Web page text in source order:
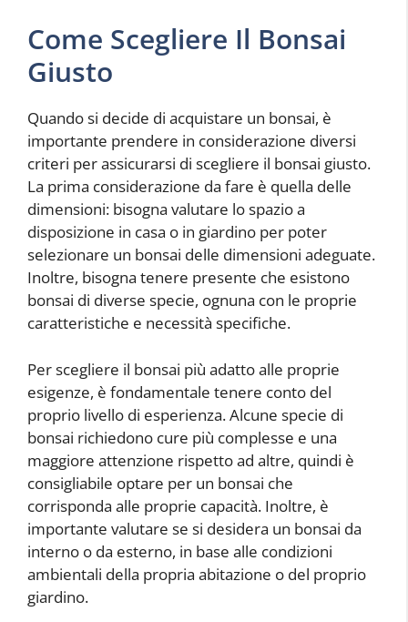
Come Scegliere Il Bonsai
Giusto
Quando si decide di acquistare un bonsai, è
importante prendere in considerazione diversi
criteri per assicurarsi di scegliere il bonsai giusto.
La prima considerazione da fare è quella delle
dimensioni: bisogna valutare lo spazio a
disposizione in casa o in giardino per poter
selezionare un bonsai delle dimensioni adeguate.
Inoltre, bisogna tenere presente che esistono
bonsai di diverse specie, ognuna con le proprie
caratteristiche e necessità specifiche.
Per scegliere il bonsai più adatto alle proprie
esigenze, è fondamentale tenere conto del
proprio livello di esperienza. Alcune specie di
bonsai richiedono cure più complesse e una
maggiore attenzione rispetto ad altre, quindi è
consigliabile optare per un bonsai che
corrisponda alle proprie capacità. Inoltre, è
importante valutare se si desidera un bonsai da
interno o da esterno, in base alle condizioni
ambientali della propria abitazione o del proprio
giardino.